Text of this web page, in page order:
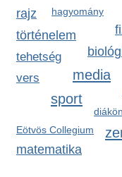
hagyomány
rajz
történelem
tehetség
media
vers
sport
Eötvös Collegium
matematika